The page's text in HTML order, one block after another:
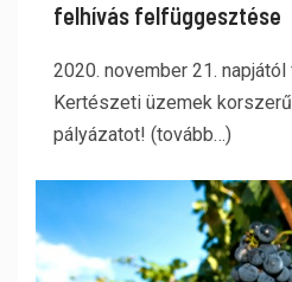
felhívás felfüggesztése
2020. november 21.
Kertészeti üzemek
pályázatot! (tovább…)